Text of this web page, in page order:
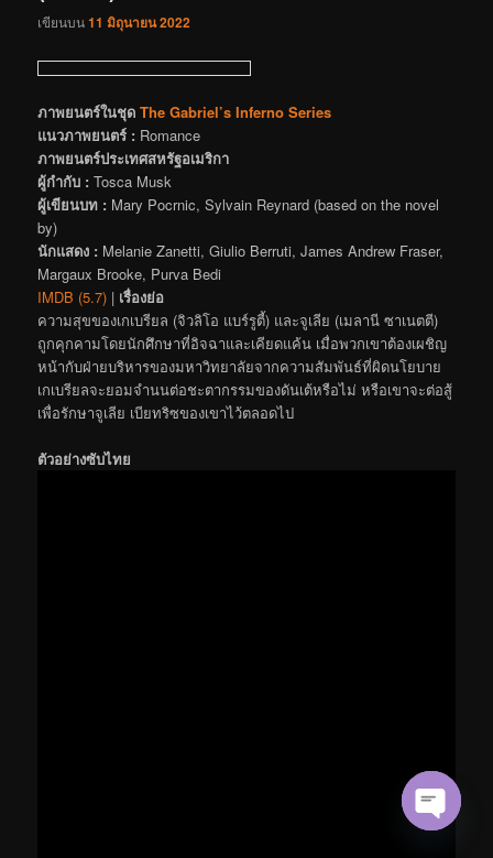
เขียนบน11 มิถุนายน 2022
ภาพยนตร์ในชุดThe Gabriel’s Inferno Series
แนวภาพยนตร์ : Romance
ภาพยนตร์ประเทศสหรัฐอเมริกา
ผู้กำกับ : Tosca Musk
ผู้เขียนบท : Mary Pocrnic, Sylvain Reynard (based on the novel
by)
นักแสดง : Melanie Zanetti, Giulio Berruti, James Andrew Fraser,
Margaux Brooke, Purva Bedi
IMDB (5.7) | เรื่องย่อ
ความสุขของเกเบรียล (จิวลิโอ แบร์รูตี้) และจูเลีย (เมลานี ซาเนตตี)
ถูกคุกคามโดยนักศึกษาที่อิจฉาและเคียดแค้น เมื่อพวกเขาต้องเผชิญ
หน้ากับฝ่ายบริหารของมหาวิทยาลัยจากความสัมพันธ์ที่ผิดนโยบาย
เกเบรียลจะยอมจำนนต่อชะตากรรมของดันเต้หรือไม่ หรือเขาจะต่อสู้
เพื่อรักษาจูเลีย เบียทริซของเขาไว้ตลอดไป
ตัวอย่างซับไทย